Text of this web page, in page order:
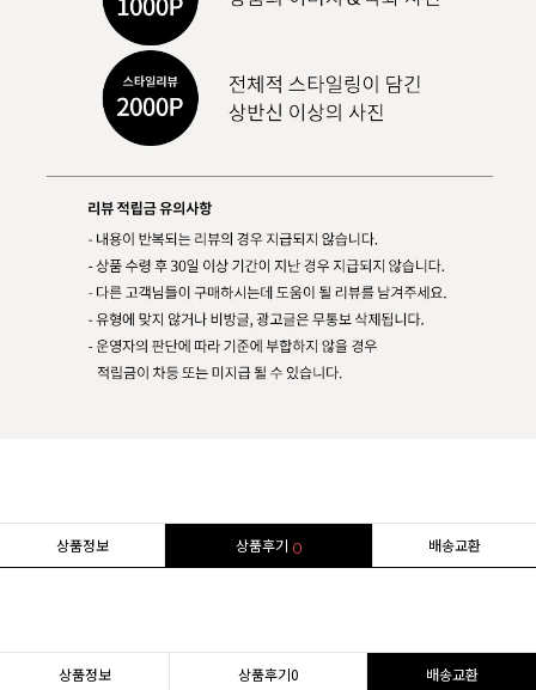
상품정보 상품후기 0 배송교환
상품정보 상품후기0 배송교환